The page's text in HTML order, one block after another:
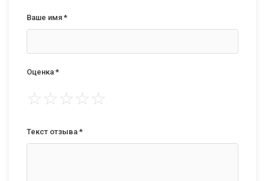
Ваше имя *
Оценка *
☆☆☆☆☆
Текст отзыва *